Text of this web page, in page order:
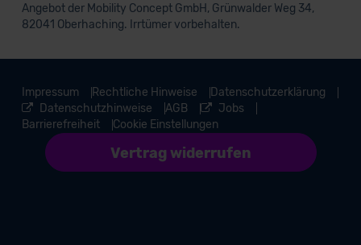
Angebot der Mobility Concept GmbH, Grünwalder Weg 34,
82041 Oberhaching. Irrtümer vorbehalten.
Impressum Rechtliche Hinweise
Datenschutzerklärung
Datenschutzhinweise
AGB
Jobs
Barrierefreiheit
Vertrag widerrufen
Cookie Einstellungen